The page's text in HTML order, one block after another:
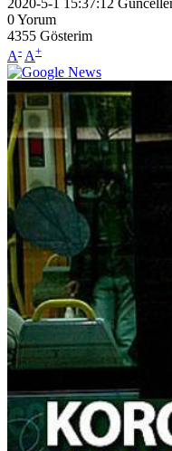
0Yorum
4355 Gösterim
A- A+